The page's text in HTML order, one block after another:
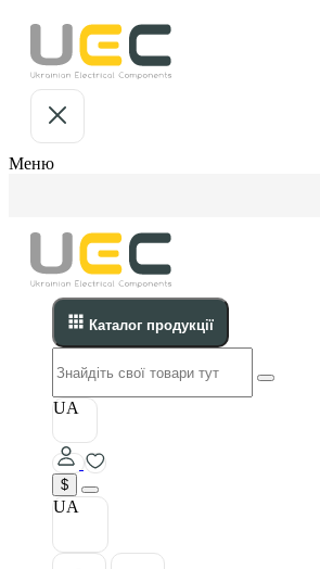
Меню
Каталог продукції
UA
$
UA